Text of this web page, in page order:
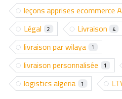
leçons apprises ecommerce
Légal 2 Livraison 4
livraison par wilaya 1
livraison personnalisée 1
logistics algeria 1